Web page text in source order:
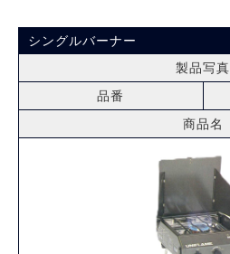
シングルバーナー
品番
商品名
製品写真